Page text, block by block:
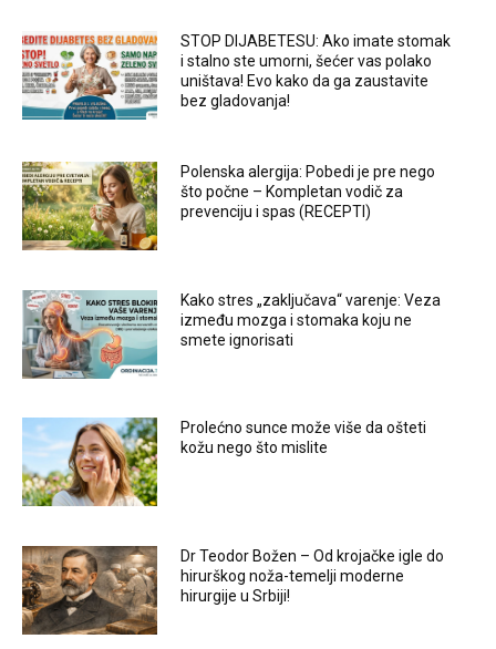
STOP DIJABETESU: Ako imate stomak
i stalno ste umorni, šećer vas polako
uništava! Evo kako da ga zaustavite
bez gladovanja!
Polenska alergija: Pobedi je pre nego
što počne – Kompletan vodič za
prevenciju i spas (RECEPTI)
Kako stres „zaključava“ varenje: Veza
između mozga i stomaka koju ne
smete ignorisati
Prolećno sunce može više da ošteti
kožu nego što mislite
Dr Teodor Božen – Od krojačke igle do
hirurškog noža-temelji moderne
hirurgije u Srbiji!